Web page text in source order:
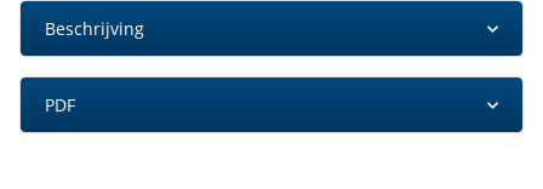
Beschrijving
PDF